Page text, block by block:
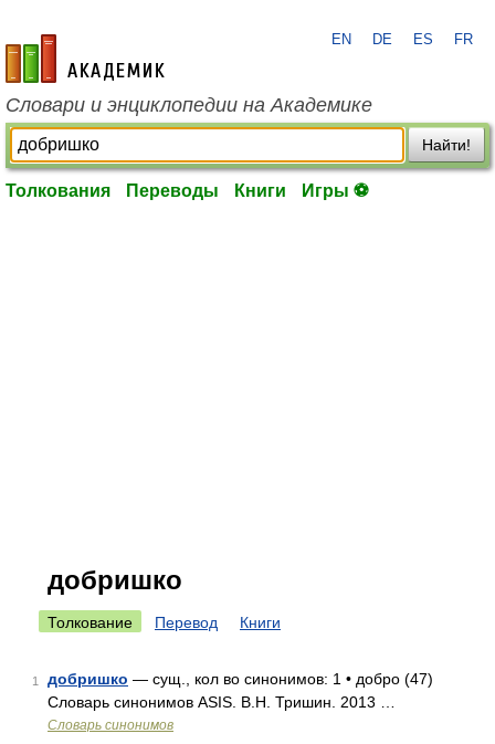
academic.ru
EN DE ES FR
Словари и энциклопедии на Академике
Найти!
Толкования Переводы Книги Игры ⚽
добришко
Толкование Перевод Книги
1 добришко — сущ., кол во синонимов: 1 • добро (47)
Словарь синонимов ASIS. В.Н. Тришин. 2013 …
Словарь синонимов